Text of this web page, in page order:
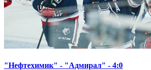
"Нефтехимик" - "Адмирал" - 4:0